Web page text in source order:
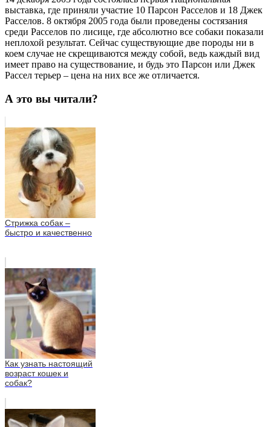
выставка, где приняли участие 10 Парсон Расселов и 18 Джек
Расселов. 8 октября 2005 года были проведены состязания
среди Расселов по лисице, где абсолютно все собаки показали
неплохой результат. Сейчас существующие две породы ни в
коем случае не скрещиваются между собой, ведь каждый вид
имеет право на существование, и будь это Парсон или Джек
Рассел терьер – цена на них все же отличается.
А это вы читали?
Стрижка собак –
быстро и качественно
Как узнать настоящий
возраст кошек и
собак?